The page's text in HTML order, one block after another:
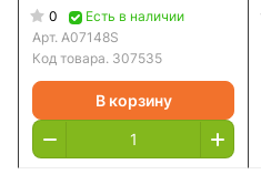
(120х100 см) 1 шт.
0
Есть в наличии
Арт. A07148S
Код товара. 307535
В корзину